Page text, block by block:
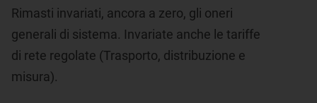
Rimasti invariati, ancora a zero, gli oneri
generali di sistema. Invariate anche le tariffe
di rete regolate (Trasporto, distribuzione e
misura).